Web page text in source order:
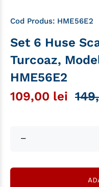
Cod Produs: HME56E2
Set 6 Huse
Turcoaz,
HME56E2
109,00 lei